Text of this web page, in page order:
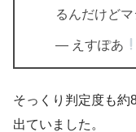
るんだけど
— えすぽあ
そっくり判定度も約
出ていました。